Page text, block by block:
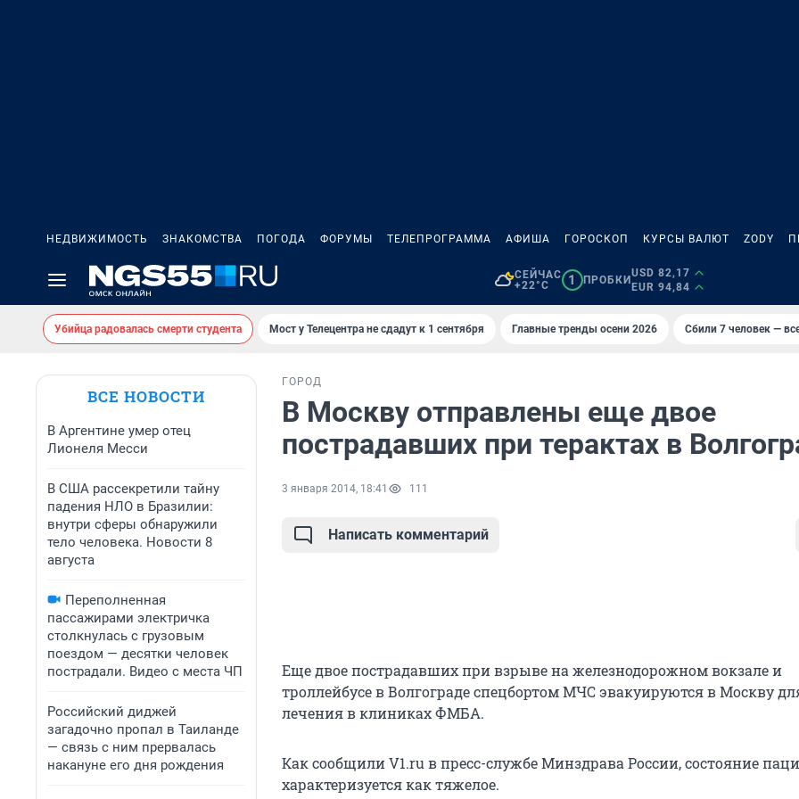
НЕДВИЖИМОСТЬ ЗНАКОМСТВА ПОГОДА ФОРУМЫ ТЕЛЕПРОГРАММА АФИША ГОРОСКОП КУРСЫ ВАЛЮТ ZODY
СЕЙЧАС
+22°C
1 ПРОБКИ
USD 82,17
EUR 94,84
Убийца радовалась смерти студента Мост у Телецентра не сдадут к 1 сентября Главные тренды осени 2026 Сбили 7 человек —
ВСЕ НОВОСТИ
В Аргентине умер отец
Лионеля Месси
В США рассекретили тайну
падения НЛО в Бразилии:
внутри сферы обнаружили
тело человека. Новости 8
августа
Переполненная
пассажирами электричка
столкнулась с грузовым
поездом — десятки человек
пострадали. Видео с места ЧП
Российский диджей
загадочно пропал в Таиланде
— связь с ним прервалась
накануне его дня рождения
ГОРОД
В Москву отправлены еще двое
пострадавших при терактах в
3 января 2014, 18:41 111
Написать комментарий
Еще двое пострадавших при взрыве на железнодорожном вокзале и
троллейбусе в Волгограде спецбортом МЧС эвакуируются в Москву
лечения в клиниках ФМБА.
Как сообщили V1.ru в пресс-службе Минздрава России, состояние
характеризуется как тяжелое.